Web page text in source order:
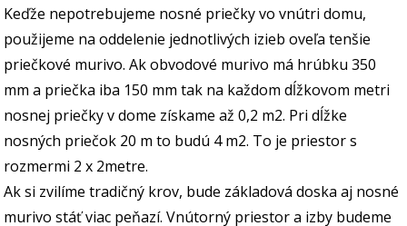
Keďže nepotrebujeme nosné priečky vo vnútri domu,
použijeme na oddelenie jednotlivých izieb oveľa tenšie
priečkové murivo. Ak obvodové murivo má hrúbku 350
mm a priečka iba 150 mm tak na každom dĺžkovom metri
nosnej priečky v dome získame až 0,2 m2. Pri dĺžke
nosných priečok 20 m to budú 4 m2. To je priestor s
rozmermi 2 x 2metre.
Ak si zvilíme tradičný krov, bude základová doska aj nosné
murivo stáť viac peňazí. Vnútorný priestor a izby budeme